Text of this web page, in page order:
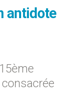
antidote